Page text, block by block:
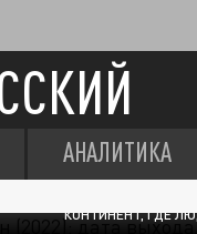
АНАЛИТИКА
КОНТИНЕНТ, ГДЕ